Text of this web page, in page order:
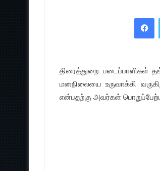
திரைத்துறை படைப்பாளிகள்
மனநிலையை உருவாக்கி
என்பதற்கு அவர்கள்